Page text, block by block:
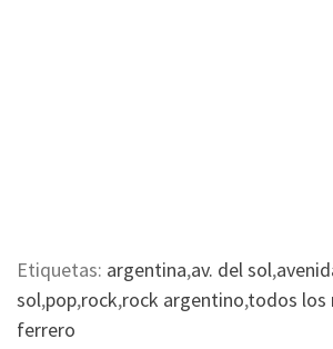
Etiquetas: argentina,av. del sol,
sol,pop,rock,rock argentino,todos los
ferrero